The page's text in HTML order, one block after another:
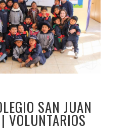
SAN JUAN
VOLUNTARIOS